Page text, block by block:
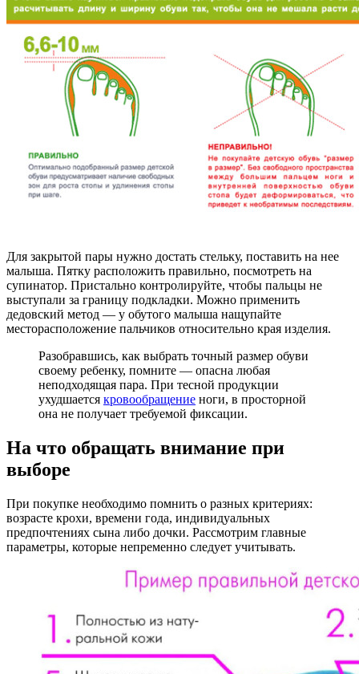
Для закрытой пары нужно достать стельку, поставить на нее
малыша. Пятку расположить правильно, посмотреть на
супинатор. Пристально контролируйте, чтобы пальцы не
выступали за границу подкладки. Можно применить
дедовский метод — у обутого малыша нащупайте
месторасположение пальчиков относительно края изделия.
Разобравшись, как выбрать точный размер обуви
своему ребенку, помните — опасна любая
неподходящая пара. При тесной продукции
ухудшается кровообращение ноги, в просторной
она не получает требуемой фиксации.
На что обращать внимание при
выборе
При покупке необходимо помнить о разных критериях:
возрасте крохи, времени года, индивидуальных
предпочтениях сына либо дочки. Рассмотрим главные
параметры, которые непременно следует учитывать.